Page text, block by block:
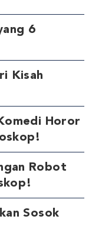
6
Kisah
Horor
Robot
Sosok